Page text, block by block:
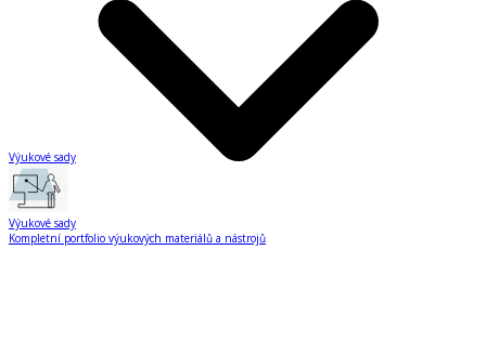
Výukové sady
Výukové sady
Kompletní portfolio výukových materiálů a nástrojů